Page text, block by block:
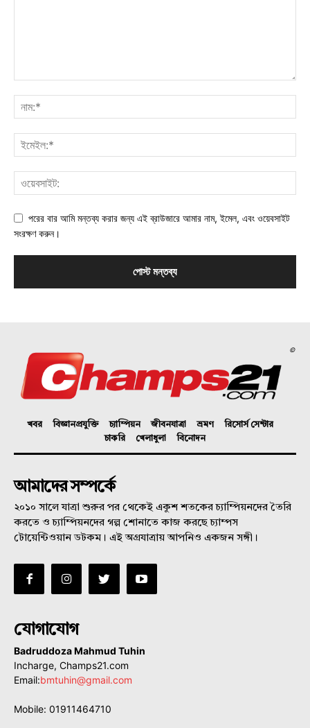
পরের বার আমি মন্তব্য করার জন্য এই ব্রাউজারে আমার নাম, ইমেল, এবং ওয়েবসাইট
সংরক্ষণ করুন।
©
খবর বিজ্ঞানপ্রযুক্তি চ্যাম্পিয়ন জীবনযাত্রা ভ্রমণ
রিসোর্স সেন্টার
চাকরি
খেলাধুলা বিনোদন
আমাদের সম্পর্কে
২০১০ সালে যাত্রা শুরুর পর থেকেই একুশ শতকের চ্যাম্পিয়নদের তৈরি
করতে ও চ্যাম্পিয়নদের গল্প শোনাতে কাজ করছে চ্যাম্পস
টোয়েন্টিওয়ান ডটকম। এই অগ্রযাত্রায় আপনিও একজন সঙ্গী।
যোগাযোগ
Badruddoza Mahmud Tuhin
Incharge, Champs21.com
Email:bmtuhin@gmail.com
Mobile: 01911464710